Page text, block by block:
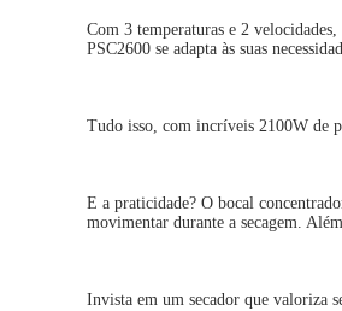
Com 3 temperaturas e 2
PSC2600 se adapta às suas
Tudo isso, com incríveis 2100W de
E a praticidade? O bocal
movimentar durante a secagem.
Invista em um secador que valoriza